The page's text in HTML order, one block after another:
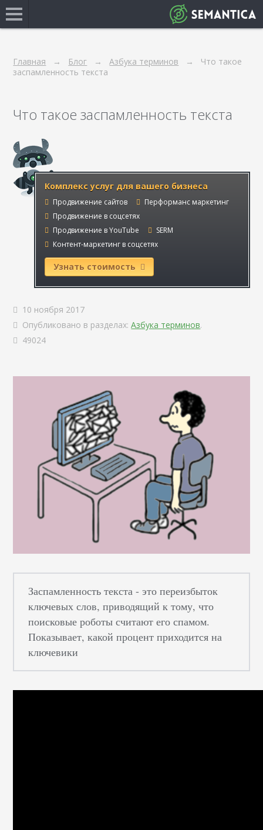
Главная Блог Азбука терминов
Что такое
заспамленность текста
Что такое заспамленность текста
Комплекс услуг для вашего бизнеса
Продвижение сайтов
Перформанс маркетинг
Продвижение в соцсетях
Продвижение в YouTube
SERM
Контент-маркетинг в соцсетях
Узнать стоимость
10 ноября 2017
Опубликовано в разделах: Азбука терминов.
49024
Заспамленность текста - это переизбыток
ключевых слов, приводящий к тому, что
поисковые роботы считают его спамом.
Показывает, какой процент приходится на
ключевики